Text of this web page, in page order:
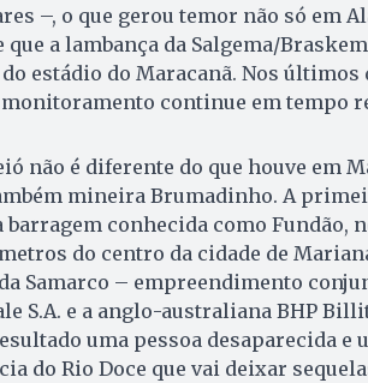
–, o que gerou temor não só em
que a lambança da Salgema/
estádio do Maracanã. Nos últimos
continue em tempo
não é diferente do que houve em
mineira Brumadinho. A
conhecida como Fundão,
do centro da cidade de
Samarco – empreendimento
S.A. e a anglo-australiana BHP
uma pessoa desaparecida e
do Rio Doce que vai deixar